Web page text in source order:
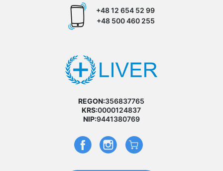
+48 12 654 52 99
+48 500 460 255
REGON:356837765
KRS:0000124837
NIP:9441380769